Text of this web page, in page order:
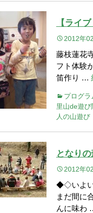
【ライ
2012年
藤枝蓮花
フト体験
笛作り …
プログラ
里山de遊び
人の山遊び
となり
2012年
◆◇いよい
まだ間に
んに味わ